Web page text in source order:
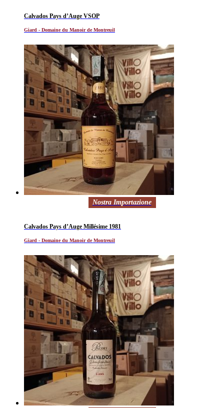
Calvados Pays d’Auge VSOP
Giard - Domaine du Manoir de Montreuil
Nostra Importazione
Calvados Pays d’Auge Millésime 1981
Giard - Domaine du Manoir de Montreuil